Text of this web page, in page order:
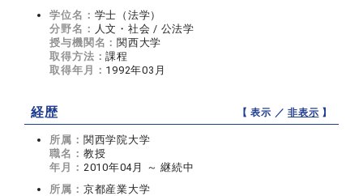
学位名： 学士（法学）
分野名： 人文・社会 / 公法学
授与機関名： 関西大学
取得方法：課程
取得年月： 1992年03月
経歴 【 表示 ／非表示 】
所属： 関西学院大学
職名： 教授
年月： 2010年04月 ～ 継続中
所属： 京都産業大学